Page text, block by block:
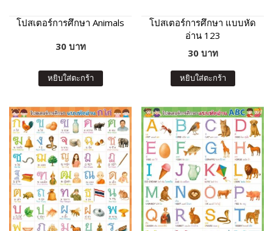
โปสเตอร์การศึกษา Animals
30 บาท
หยิบใส่ตะกร้า
โปสเตอร์การศึกษา แบบหัด
อ่าน 123
30 บาท
หยิบใส่ตะกร้า